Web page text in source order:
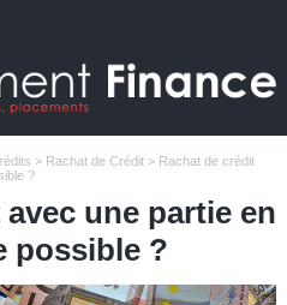
> Rachat de Crédit> Rachat de crédit
?
une partie en
possible ?